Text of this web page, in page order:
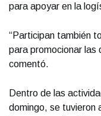
para apoyar en la
“Participan también
para promocionar las
comentó.
Dentro de las
domingo, se tuvieron